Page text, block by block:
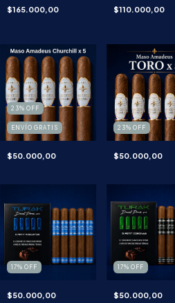
$165.000,00 $110.000,00
23% OFF
ENVÍO GRATIS
$50.000,00
23%OFF
$50.000,00
17% OFF
$50.000,00
17%OFF
$50.000,00